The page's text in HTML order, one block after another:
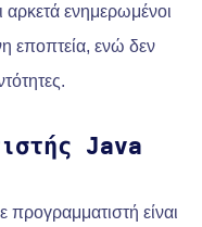
αρκετά ενημερωμένοι
εποπτεία, ενώ δεν
Java
προγραμματιστή είναι